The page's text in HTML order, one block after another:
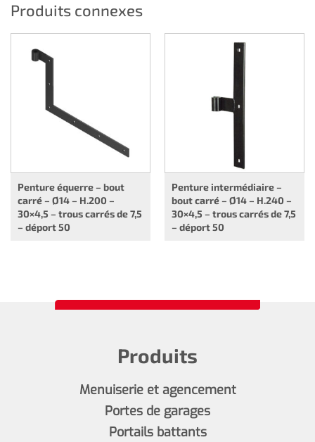
Produits connexes
Penture équerre – bout
carré – Ø14 – H.200 –
30×4,5 – trous carrés de 7,5
– déport 50
Penture intermédiaire –
bout carré – Ø14 – H.240 –
30×4,5 – trous carrés de 7,5
– déport 50
Produits
Menuiserie et agencement
Portes de garages
Portails battants